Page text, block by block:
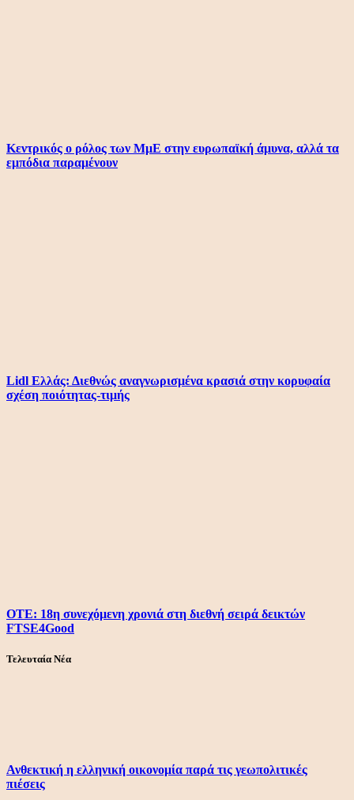
Κεντρικός ο ρόλος των ΜμΕ στην ευρωπαϊκή άμυνα, αλλά τα
εμπόδια παραμένουν
Lidl Ελλάς: Διεθνώς αναγνωρισμένα κρασιά στην κορυφαία
σχέση ποιότητας-τιμής
ΟΤΕ: 18η συνεχόμενη χρονιά στη διεθνή σειρά δεικτών
FTSE4Good
Τελευταία Νέα
Ανθεκτική η ελληνική οικονομία παρά τις γεωπολιτικές
πιέσεις